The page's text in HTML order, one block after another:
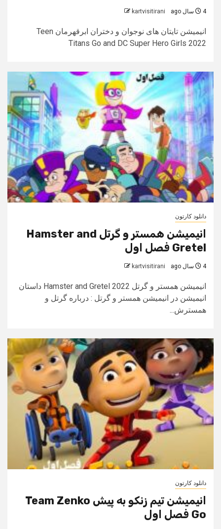
4 سال ago kartvisitirani
انیمیشن تایتان های نوجوان و دختران ابرقهرمان Teen
Titans Go and DC Super Hero Girls 2022
دانلود کارتون
انیمیشن همستر و گرتل Hamster and
Gretel فصل اول
4 سال ago kartvisitirani
انیمیشن همستر و گرتل Hamster and Gretel 2022 داستان
انیمیشن در انیمیشن همستر و گرتل : درباره گرتل و
همسترش...
دانلود کارتون
انیمیشن تیم زنکو به پیش Team Zenko
Go فصل اول